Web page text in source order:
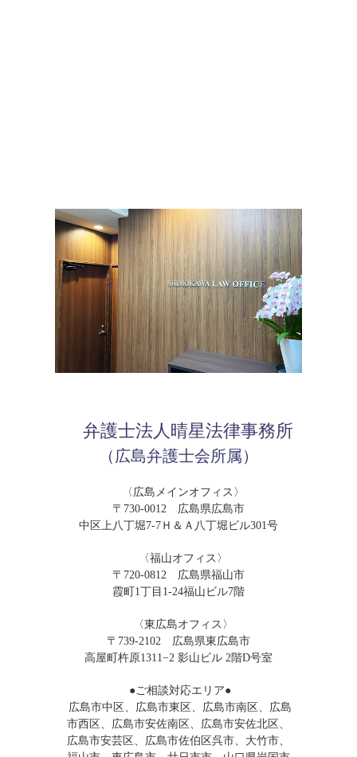
弁護士法人晴星法律事務所
（広島弁護士会所属）
〈広島メインオフィス〉
〒730-0012 広島県広島市
中区上八丁堀7-7Ｈ＆Ａ八丁堀ビル301号
〈福山オフィス〉
〒720-0812 広島県福山市
霞町1丁目1-24福山ビル7階
〈東広島オフィス〉
〒739-2102 広島県東広島市
高屋町杵原1311−2 影山ビル 2階D号室
●ご相談対応エリア●
広島市中区、広島市東区、広島市南区、広島
市西区、広島市安佐南区、広島市安佐北区、
広島市安芸区、広島市佐伯区呉市、大竹市、